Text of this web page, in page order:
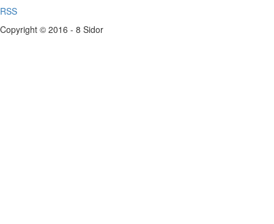
RSS
Copyright © 2016 - 8 Sidor